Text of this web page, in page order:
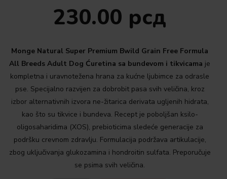
230.00 рсд
Monge Natural Super Premium Bwild Grain Free Formula
All Breeds Adult Dog Ćuretina sa bundevom i tikvicama je
kompletna i uravnotežena hrana za kućne ljubimce za odrasle
pse. Specijalno razvijen za dobrobit pasa svih veličina, kroz
izbor alternativnih izvora ne-žitarica derivata ugljenih hidrata,
kao što su tikvice i bundeva. Recept je poboljšan ksilo-
oligosaharidima (XOS), prebioticima sledeće generacije za
podršku crevnom zdravlju. Formulacija podržava artikulacije,
zbog uključivanja glukozamina i hondroitin sulfata. Preporučuje
se psima svih veličina.